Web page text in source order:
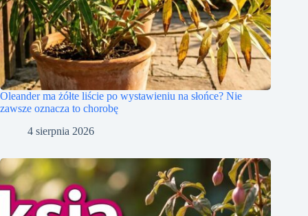
Oleander ma żółte liście po wystawieniu na słońce? Nie
zawsze oznacza to chorobę
4 sierpnia 2026